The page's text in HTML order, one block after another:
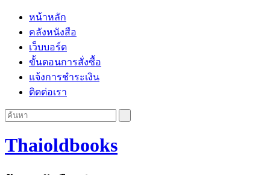
หน้าหลัก
คลังหนังสือ
เว็บบอร์ด
ขั้นตอนการสั่งซื้อ
แจ้งการชำระเงิน
ติดต่อเรา
Thaioldbooks